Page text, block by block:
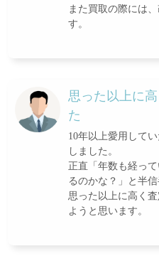
また買取の際には
す。
思った以上に
た
10年以上愛用して
しました。
正直「年数も経っ
るのかな？」と半信
思った以上に高く
ようと思います。